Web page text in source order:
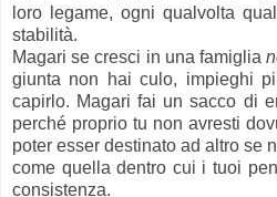
loro legame, ogni qualvolta
stabilità.
Magari se cresci in una famiglia
giunta non hai culo, impieghi
capirlo. Magari fai un sacco di
perché proprio tu non avresti
poter esser destinato ad altro se
come quella dentro cui i tuoi
consistenza.